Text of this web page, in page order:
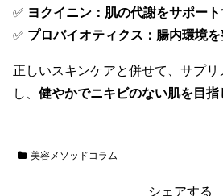
✅ ヨクイニン：肌の代謝をサポート
✅ プロバイオティクス：腸内環境
正しいスキンケアと併せて、サプリ
し、 健やかでニキビのない肌を目指
美容メソッドコラム
シェアする